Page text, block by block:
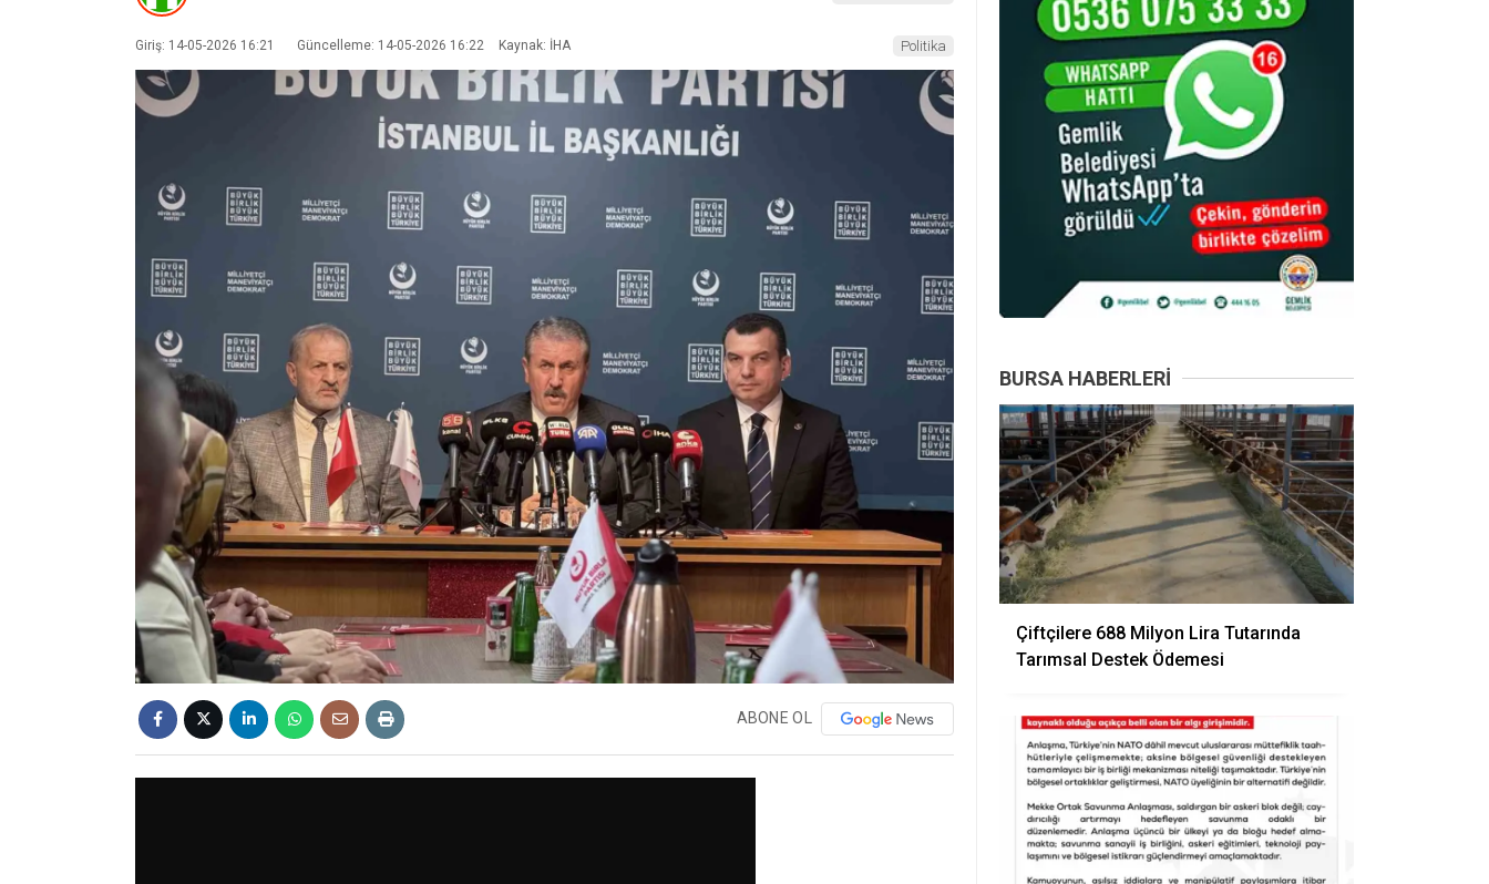
Giriş: 14-05-2026 16:21 Güncelleme: 14-05-2026 16:22 Kaynak: İHA Politika
ABONE OL
BURSA HABERLERI
Çiftçilere 688 Milyon Lira Tutarında
Tarımsal Destek Ödemesi